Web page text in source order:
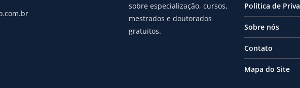
sobre especialização, cursos,
mestrados e doutorados
gratuitos.
Politica de
Sobre nós
Contato
Mapa do Site